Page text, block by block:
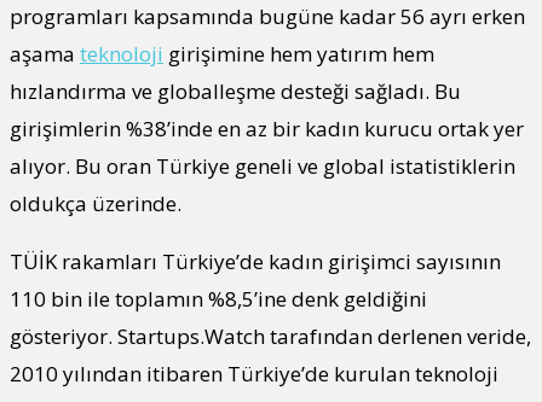
programları kapsamında bugüne kadar 56 ayrı erken
aşama teknoloji girişimine hem yatırım hem
hızlandırma ve globalleşme desteği sağladı. Bu
girişimlerin %38’inde en az bir kadın kurucu ortak yer
alıyor. Bu oran Türkiye geneli ve global istatistiklerin
oldukça üzerinde.
TÜİK rakamları Türkiye’de kadın girişimci sayısının
110 bin ile toplamın %8,5’ine denk geldiğini
gösteriyor. Startups.Watch tarafından derlenen veride,
2010 yılından itibaren Türkiye’de kurulan teknoloji